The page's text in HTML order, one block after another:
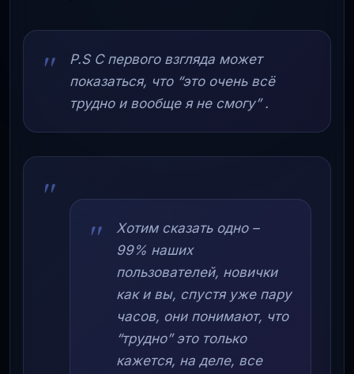
P.S С первого взгляда может
показаться, что “это очень всё
трудно и вообще я не смогу” .
Хотим сказать одно –
99% наших
пользователей, новички
как и вы, спустя уже пару
часов, они понимают, что
“трудно” это только
кажется, на деле, все